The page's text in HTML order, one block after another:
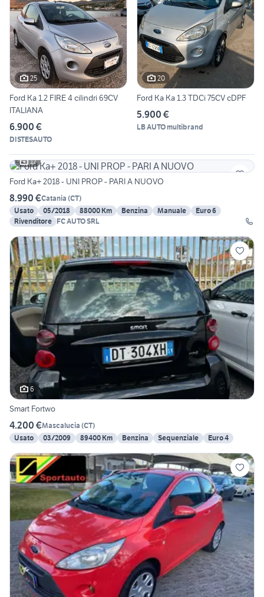
25
Ford Ka 1.2 FIRE 4 cilindri 69CV
ITALIANA
6.900 €
DISTESAUTO
20
Ford Ka Ka 1.3 TDCi 75CV cDPF
5.900 €
LB AUTO multibrand
17
Ford Ka+ 2018 - UNI PROP - PARI A NUOVO
8.990 €Catania (CT)
Usato
05/2018 88000 Km Benzina Manuale
Euro 6
Rivenditore FC AUTO SRL
6
Smart Fortwo
4.200 €Mascalucia (CT)
Usato
03/2009 89400 Km Benzina Sequenziale Euro 4